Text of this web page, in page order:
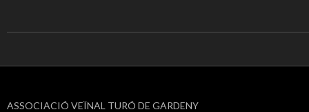
ASSOCIACIÓ VEÏNAL TURÓ DE GARDENY